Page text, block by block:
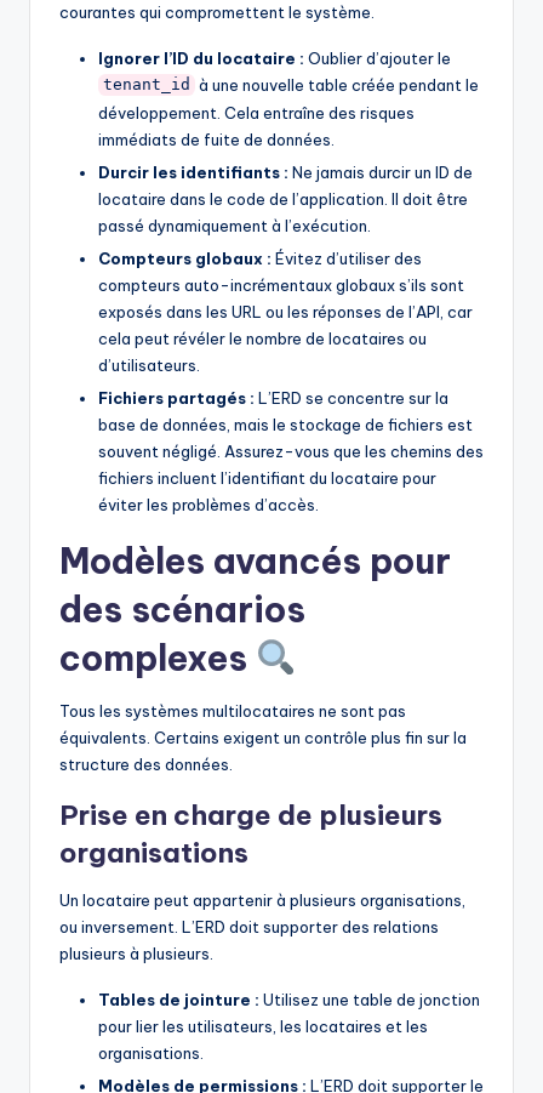
courantes qui compromettent le système.
Ignorer l’ID du locataire : Oublier d’ajouter le
tenant_id à une nouvelle table créée pendant le
développement. Cela entraîne des risques
immédiats de fuite de données.
Durcir les identifiants : Ne jamais durcir un ID de
locataire dans le code de l’application. Il doit être
passé dynamiquement à l’exécution.
Compteurs globaux : Évitez d’utiliser des
compteurs auto-incrémentaux globaux s’ils sont
exposés dans les URL ou les réponses de l’API, car
cela peut révéler le nombre de locataires ou
d’utilisateurs.
Fichiers partagés : L’ERD se concentre sur la
base de données, mais le stockage de fichiers est
souvent négligé. Assurez-vous que les chemins des
fichiers incluent l’identifiant du locataire pour
éviter les problèmes d’accès.
Modèles avancés pour
des scénarios
complexes
Tous les systèmes multilocataires ne sont pas
équivalents. Certains exigent un contrôle plus fin sur la
structure des données.
Prise en charge de plusieurs
organisations
Un locataire peut appartenir à plusieurs organisations,
ou inversement. L’ERD doit supporter des relations
plusieurs à plusieurs.
Tables de jointure : Utilisez une table de jonction
pour lier les utilisateurs, les locataires et les
organisations.
Modèles de permissions : L’ERD doit supporter le